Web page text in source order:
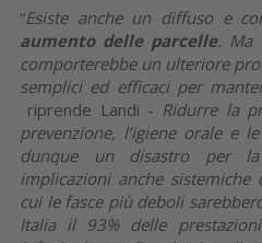
“Esiste anche un diffuso e
aumento delle parcelle. Ma
comporterebbe un ulteriore
semplici ed efficaci per
riprende Landi - Ridurre la
prevenzione, l’igiene orale e
dunque un disastro per
implicazioni anche
cui le fasce più deboli
Italia il 93% delle